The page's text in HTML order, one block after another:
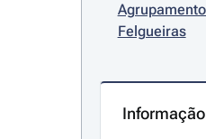
Felgueiras